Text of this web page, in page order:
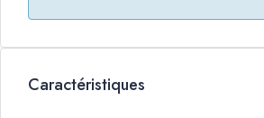
Caractéristiques